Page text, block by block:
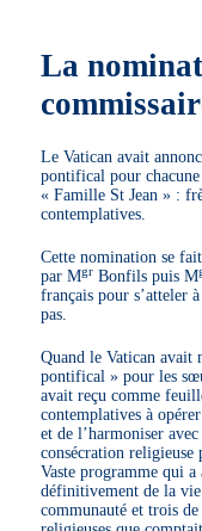
La
Le Vatican avait
pontifical pour
« Famille St Jean » :
contemplatives.
Cette nomination se
par Mgr Bonfils puis M
français pour s’atteler
pas.
Quand le Vatican avait
pontifical » pour les
avait reçu comme
contemplatives à
et de l’harmoniser
consécration religieuse
Vaste programme qui
définitivement de la
communauté et trois de